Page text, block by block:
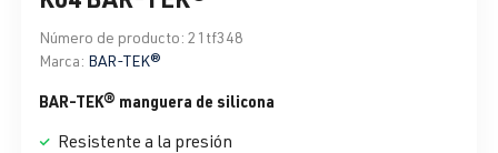
Número de producto: 21tf348
Marca: BAR-TEK®
BAR-TEK® manguera de silicona
Resistente a la presión